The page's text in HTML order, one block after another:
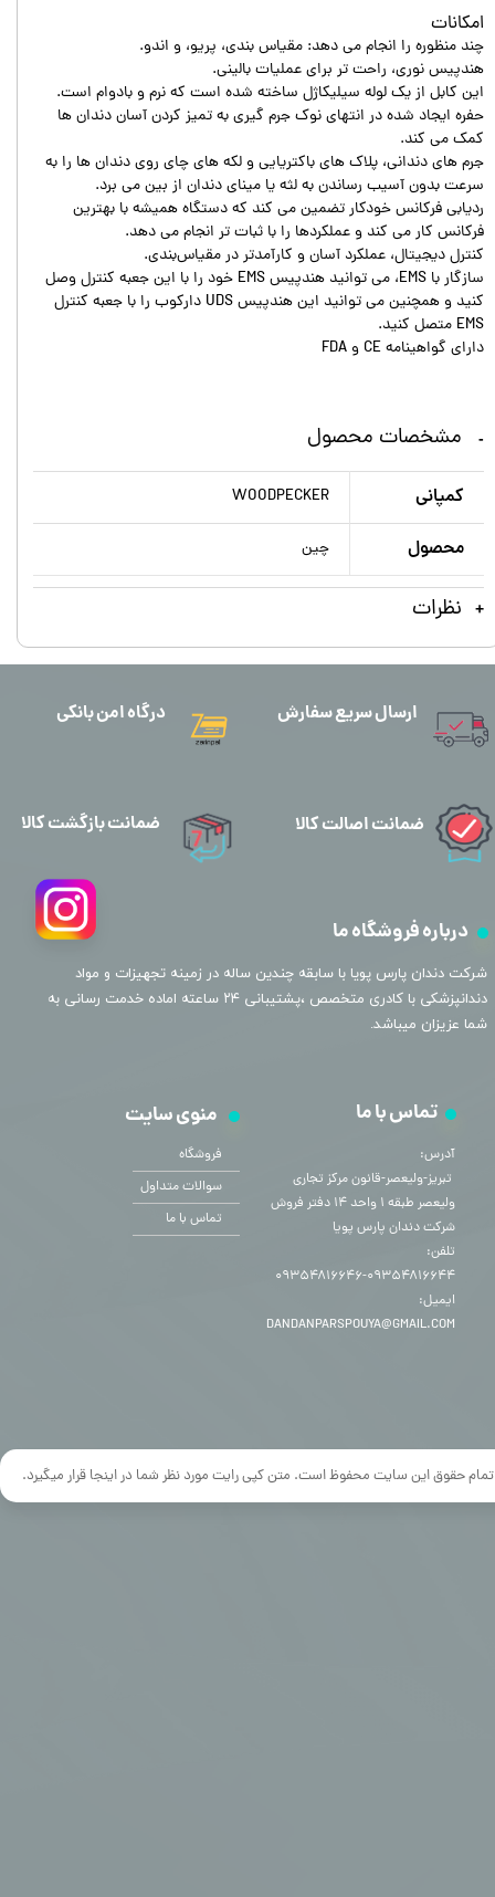
امکانات
چند منظوره را انجام می دهد: مقیاس بندی، پریو، و اندو.
هندپیس نوری، راحت تر برای عملیات بالینی.
این کابل از یک لوله سیلیکاژل ساخته شده است که نرم و بادوام است.
حفره ایجاد شده در انتهای نوک جرم گیری به تمیز کردن آسان دندان ها
کمک می کند.
جرم های دندانی، پلاک های باکتریایی و لکه های چای روی دندان ها را به
سرعت بدون آسیب رساندن به لثه یا مینای دندان از بین می برد.
ردیابی فرکانس خودکار تضمین می کند که دستگاه همیشه با بهترین
فرکانس کار می کند و عملکردها را با ثبات تر انجام می دهد.
کنترل دیجیتال، عملکرد آسان و کارآمدتر در مقیاس‌بندی.
سازگار با EMS، می توانید هندپیس EMS خود را با این جعبه کنترل وصل
کنید و همچنین می توانید این هندپیس UDS دارکوب را با جعبه کنترل
EMS متصل کنید.
دارای گواهینامه CE و FDA
مشخصات محصول
کمپانی WOODPECKER
محصول چین
نظرات
تمام حقوق این سایت محفوظ است. متن کپی رایت مورد نظر شما در اینجا قرار میگیرد.
ارسال سریع سفارش
درباره فروشگاه ما
​شرکت دندان پارس پویا با سابقه چندین ساله در زمینه تجهیزات و مواد
دندانپزشکی با کادری متخصص ،پشتیبانی ۲۴ ساعته اماده خدمت رسانی به
شما عزیزان میباشد.
منوی سایت
فروشگاه
سوالات متداول
تماس با ما
تماس با ما
آدرس:
​​​​​​​ تبریز-ولیعصر-قانون مرکز تجاری
ولیعصر طبقه ۱ واحد ۱۴ دفتر فروش
شرکت دندان پارس پویا
تلفن:
۰۹۳۵۴۸۱۶۶۴۴-۰۹۳۵۴۸۱۶۶۴۶
ایمیل:
DANDANPARSPOUYA@GMAIL.COM
درگاه امن بانکی
ضمانت اصالت کالا ضمانت بازگشت کالا